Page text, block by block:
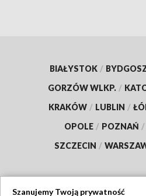
BIAŁYSTOK /
GORZÓW WLKP. /
KRAKÓW / LUBLIN /
OPOLE / POZNAŃ /
SZCZECIN /
Szanujemy Twoją prywatność